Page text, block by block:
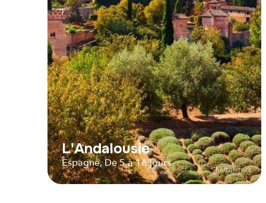
L'Andalousie
Espagne, De 5 à 16 jours
Shutterstock